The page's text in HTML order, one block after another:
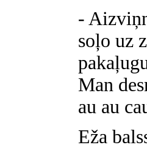
-
soļo uz
Man
au au
Eža